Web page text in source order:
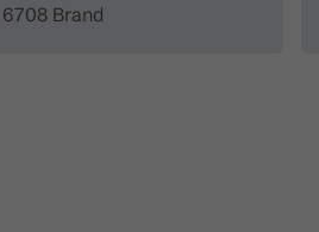
6708 Brand